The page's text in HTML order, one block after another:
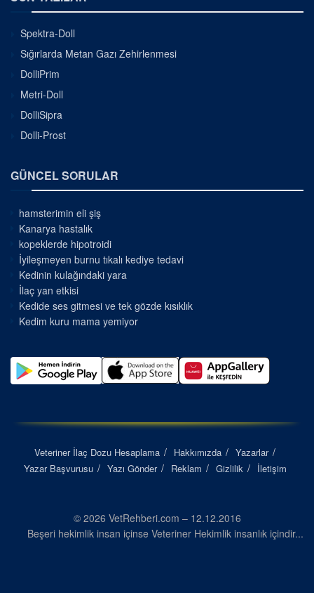
Spektra-Doll
Sığırlarda Metan Gazı Zehirlenmesi
DolliPrim
Metri-Doll
DolliSipra
Dolli-Prost
GÜNCEL SORULAR
hamsterimin eli şiş
Kanarya hastalık
kopeklerde hipotroidi
İyileşmeyen burnu tıkalı kediye tedavi
Kedinin kulağındaki yara
İlaç yan etkisi
Kedide ses gitmesi ve tek gözde kısıklık
Kedim kuru mama yemiyor
Veteriner İlaç Dozu Hesaplama Hakkımızda
Yazarlar
Yazar Başvurusu
Yazı Gönder Reklam Gizlilik İletişim
© 2026 VetRehberi.com – 12.12.2016
Beşeri hekimlik insan içinse Veteriner Hekimlik insanlık içindir...